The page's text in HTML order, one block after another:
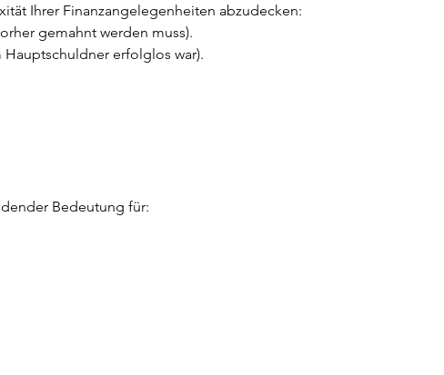
Ihrer Finanzangelegenheiten abzudecken:
gemahnt werden muss).
erfolglos war).
Bedeutung für: